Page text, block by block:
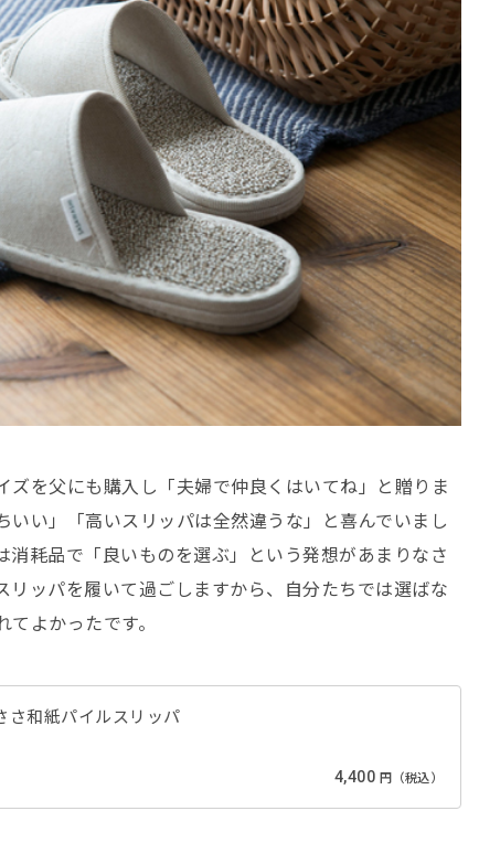
ズを父にも購入し「夫婦で仲良くはいてね」と贈りま
いい」「高いスリッパは全然違うな」と喜んでいまし
消耗品で「良いものを選ぶ」という発想があまりなさ
リッパを履いて過ごしますから、自分たちでは選ばな
よかったです。
さ和紙パイルスリッパ
4,400 円（税込）